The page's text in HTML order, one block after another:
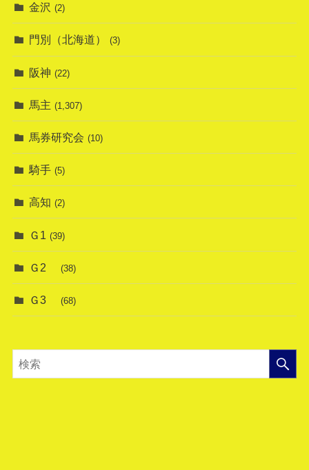
金沢 (2)
門別（北海道） (3)
阪神 (22)
馬主 (1,307)
馬券研究会 (10)
騎手 (5)
高知 (2)
Ｇ1 (39)
Ｇ2 (38)
Ｇ3 (68)